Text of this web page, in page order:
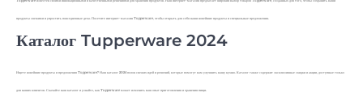
продукты свежими и упростить повседневные дела. Посетите интернет-магазин Tupperware, чтобы открыть для себя наши новейшие продукты и специальные предложения.
Каталог Tupperware 2024
Ищете новейшие продукты и предложения Tupperware? Наш каталог 2024 полон свежих идей и решений, которые помогут вам улучшить вашу кухню. Каталог также содержит эксклюзивные скидки и акции, доступные только
для наших клиентов. Скачайте наш каталог и узнайте, как Tupperware может изменить ваш опыт приготовления и хранения пищи.